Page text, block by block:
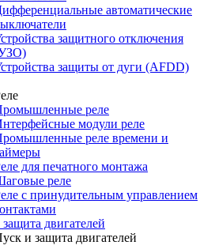
автоматические
защитного отключения
защиты от дуги (AFDD)
реле
модули реле
реле времени и
для печатного монтажа
реле
с принудительным управлением
двигателей
и защита двигателей